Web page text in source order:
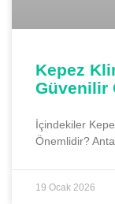
Kepez
Güvenilir
İçindekiler
Önemlidir?
19 Ocak 2026